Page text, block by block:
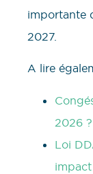
importante
2027.
A lire
2026 ?
Loi